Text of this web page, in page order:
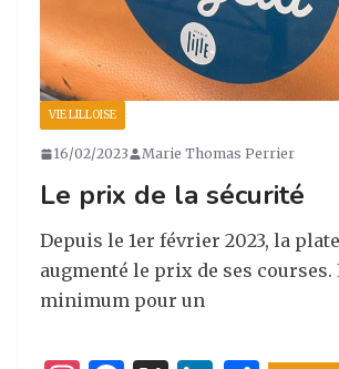
VIE LILLOISE
16/02/2023 Marie Thomas Perrier
Le prix de la sécurité
Depuis le 1er février 2023, la
augmenté le prix de ses
minimum pour un